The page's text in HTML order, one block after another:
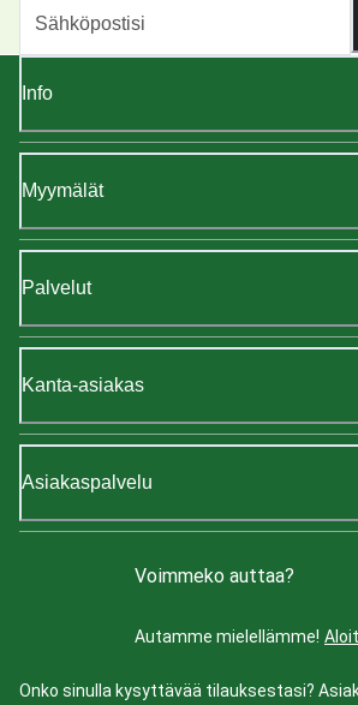
Info
Myymälät
Palvelut
Kanta-asiakas
Asiakaspalvelu
Voimmeko auttaa?
Autamme mielellämme!
Onko sinulla kysyttävää tilauksestasi?